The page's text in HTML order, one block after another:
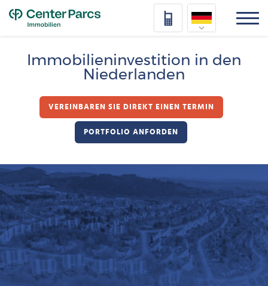
Deutsch
Vlaams
Immobilieninvestition in den
Niederlanden
VEREINBAREN SIE DIREKT EINEN TERMIN
PORTFOLIO ANFORDEN